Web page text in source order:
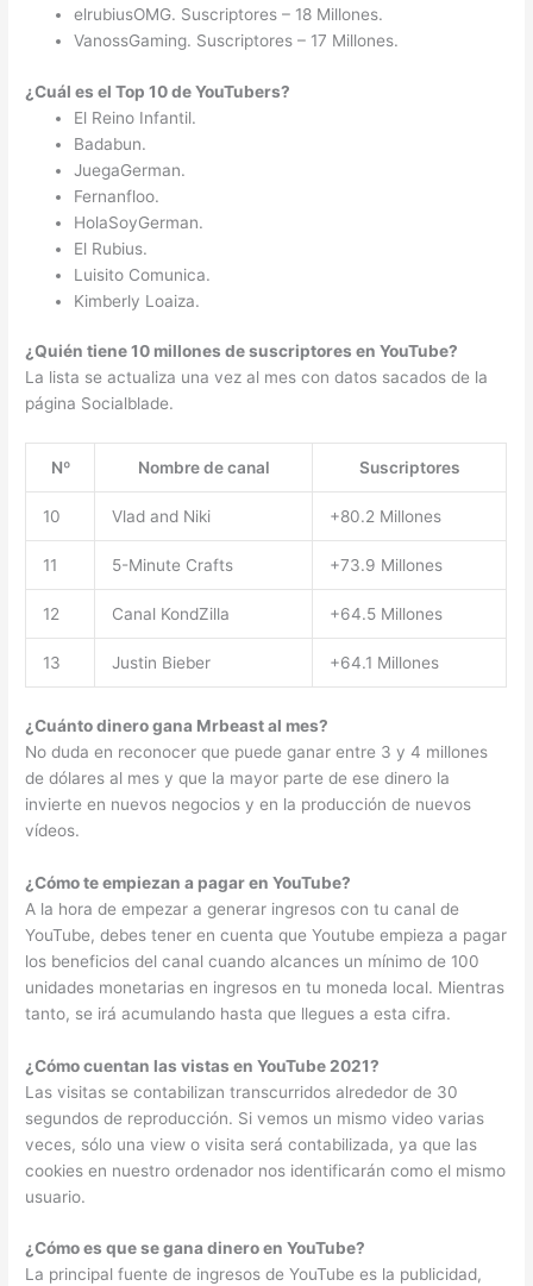
elrubiusOMG. Suscriptores – 18 Millones.
VanossGaming. Suscriptores – 17 Millones.
¿Cuál es el Top 10 de YouTubers?
El Reino Infantil.
Badabun.
JuegaGerman.
Fernanfloo.
HolaSoyGerman.
El Rubius.
Luisito Comunica.
Kimberly Loaiza.
¿Quién tiene 10 millones de suscriptores en YouTube?
La lista se actualiza una vez al mes con datos sacados de la
página Socialblade.
Nº Nombre de canal Suscriptores
10 Vlad and Niki +80.2 Millones
11 5-Minute Crafts +73.9 Millones
12 Canal KondZilla +64.5 Millones
13 Justin Bieber +64.1 Millones
¿Cuánto dinero gana Mrbeast al mes?
No duda en reconocer que puede ganar entre 3 y 4 millones
de dólares al mes y que la mayor parte de ese dinero la
invierte en nuevos negocios y en la producción de nuevos
vídeos.
¿Cómo te empiezan a pagar en YouTube?
A la hora de empezar a generar ingresos con tu canal de
YouTube, debes tener en cuenta que Youtube empieza a pagar
los beneficios del canal cuando alcances un mínimo de 100
unidades monetarias en ingresos en tu moneda local. Mientras
tanto, se irá acumulando hasta que llegues a esta cifra.
¿Cómo cuentan las vistas en YouTube 2021?
Las visitas se contabilizan transcurridos alrededor de 30
segundos de reproducción. Si vemos un mismo video varias
veces, sólo una view o visita será contabilizada, ya que las
cookies en nuestro ordenador nos identificarán como el mismo
usuario.
¿Cómo es que se gana dinero en YouTube?
La principal fuente de ingresos de YouTube es la publicidad,